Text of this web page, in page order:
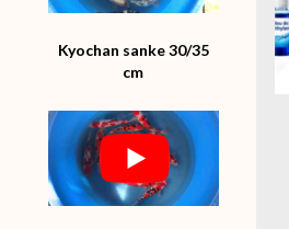
Kyochan sanke 30/35
cm